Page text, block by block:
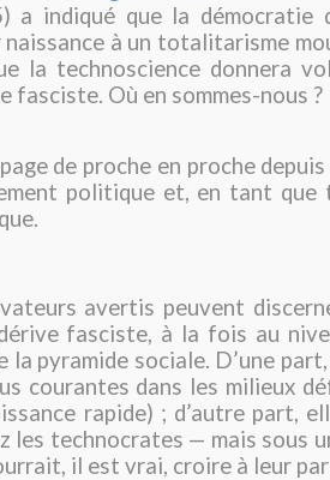
a indiqué que la démocratie
à un totalitarisme
la technoscience donnera
fasciste. Où en sommes-nous ?
de proche en proche
politique et, en tant que
avertis peuvent
dérive fasciste, à la fois au
la pyramide sociale. D’une
courantes dans les milieux
rapide) ; d’autre part,
les technocrates — mais sous
il est vrai, croire à leur